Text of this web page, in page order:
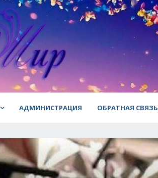
АДМИНИСТРАЦИЯ ОБРАТНАЯ СВЯЗЬ